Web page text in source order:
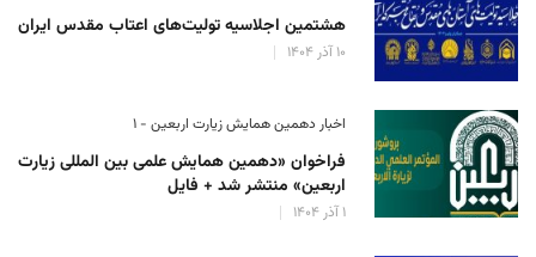
هشتمین اجلاسیه تولیت‌های اعتاب مقدس ایران
۱۰ آذر ۱۴۰۴
اخبار دهمین همایش زیارت اربعین - ۱
فراخوان «دهمین همایش علمی بین المللی زیارت
اربعین» منتشر شد + فایل
۱ آذر ۱۴۰۴